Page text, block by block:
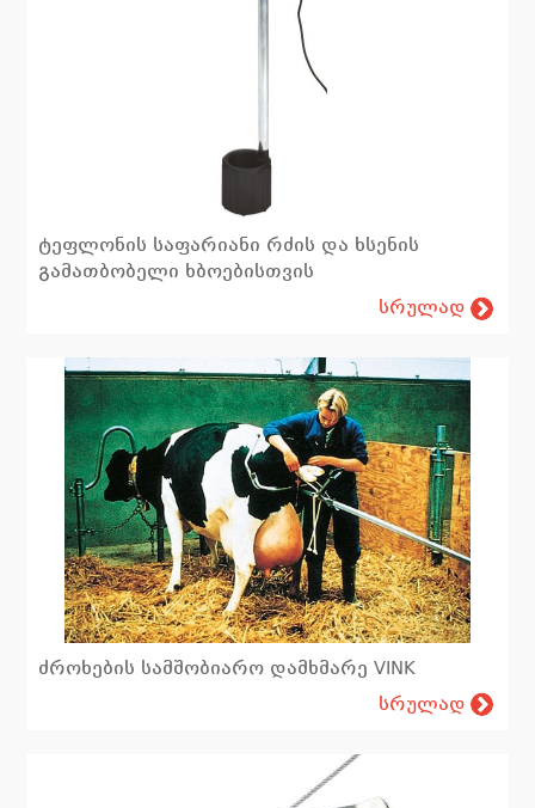
ტეფლონის საფარიანი რძის და ხსენის
გამათბობელი ხბოებისთვის
სრულად
ძროხების სამშობიარო დამხმარე VINK
სრულად